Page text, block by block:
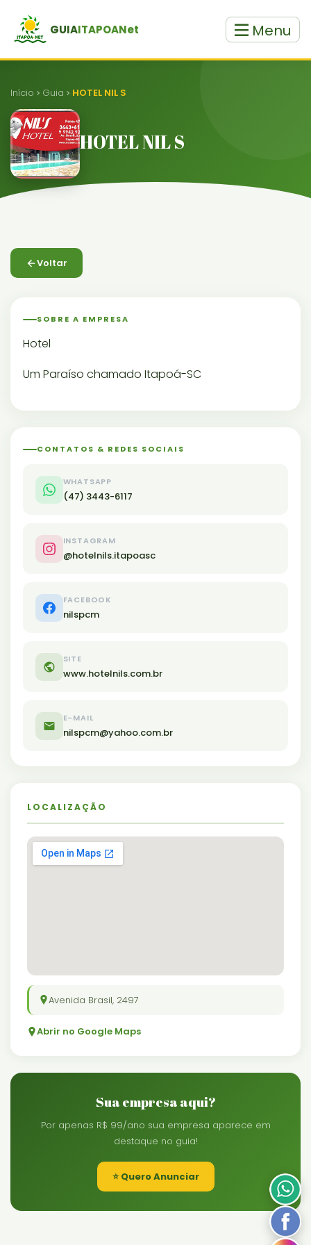
GUIAITAPOANet Menu
Início Guia HOTEL NIL S
HOTEL NIL S
Voltar
SOBRE A EMPRESA
Hotel
Um Paraíso chamado Itapoá-SC
CONTATOS & REDES SOCIAIS
WHATSAPP
(47) 3443-6117
INSTAGRAM
@hotelnils.itapoasc
FACEBOOK
nilspcm
SITE
www.hotelnils.com.br
E-MAIL
nilspcm@yahoo.com.br
LOCALIZAÇÃO
Avenida Brasil, 2497
Abrir no Google Maps
Sua empresa aqui?
Por apenas R$ 99/ano sua empresa aparece em
destaque no guia!
⭐ Quero Anunciar